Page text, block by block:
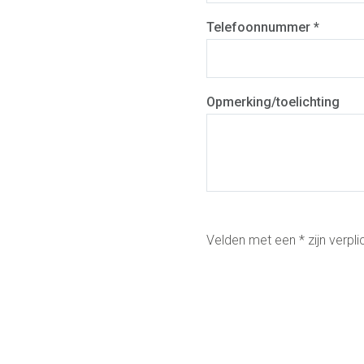
Telefoonnummer *
Opmerking/toelichting
Velden met een * zijn